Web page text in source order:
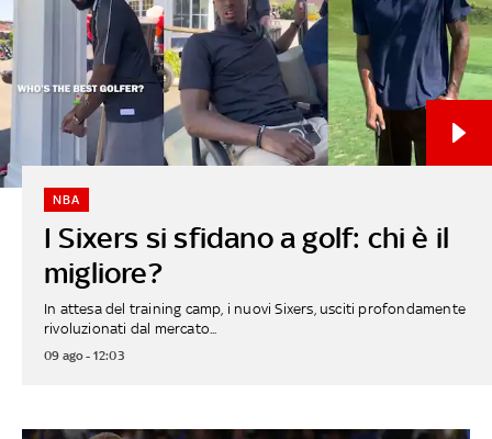
I Sixers si sfidano a golf: chi è il
migliore?
NBA
In attesa del training camp, i nuovi Sixers, usciti profondamente
rivoluzionati dal mercato...
09 ago - 12:03